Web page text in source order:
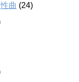
曲 (24)